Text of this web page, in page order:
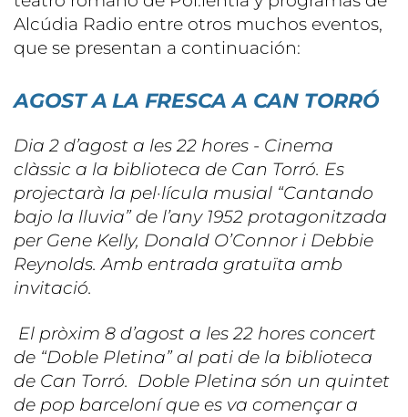
Alcúdia Radio entre otros muchos eventos,
que se presentan a continuación:
AGOST A LA FRESCA A CAN TORRÓ
Dia 2 d’agost a les 22 hores - Cinema
clàssic a la biblioteca de Can Torró. Es
projectarà la pel·lícula musial “Cantando
bajo la lluvia” de l’any 1952 protagonitzada
per Gene Kelly, Donald O’Connor i Debbie
Reynolds. Amb entrada gratuïta amb
invitació.
El pròxim 8 d’agost a les 22 hores concert
de “Doble Pletina” al pati de la biblioteca
de Can Torró. Doble Pletina són un quintet
de pop barceloní que es va començar a